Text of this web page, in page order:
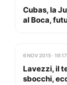
Cubas, la
al Boca,
6 NOV 2015 · 19:17
Lavezzi, il
sbocchi,